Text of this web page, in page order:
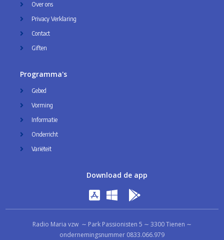
Over ons
Privacy Verklaring
Contact
Giften
Programma's
Gebed
Vorming
Informatie
Onderricht
Variëteit
Download de app
Radio Maria vzw ∼ Park Passionisten 5 ∼ 3300 Tienen ∼
ondernemingsnummer 0833.066.979